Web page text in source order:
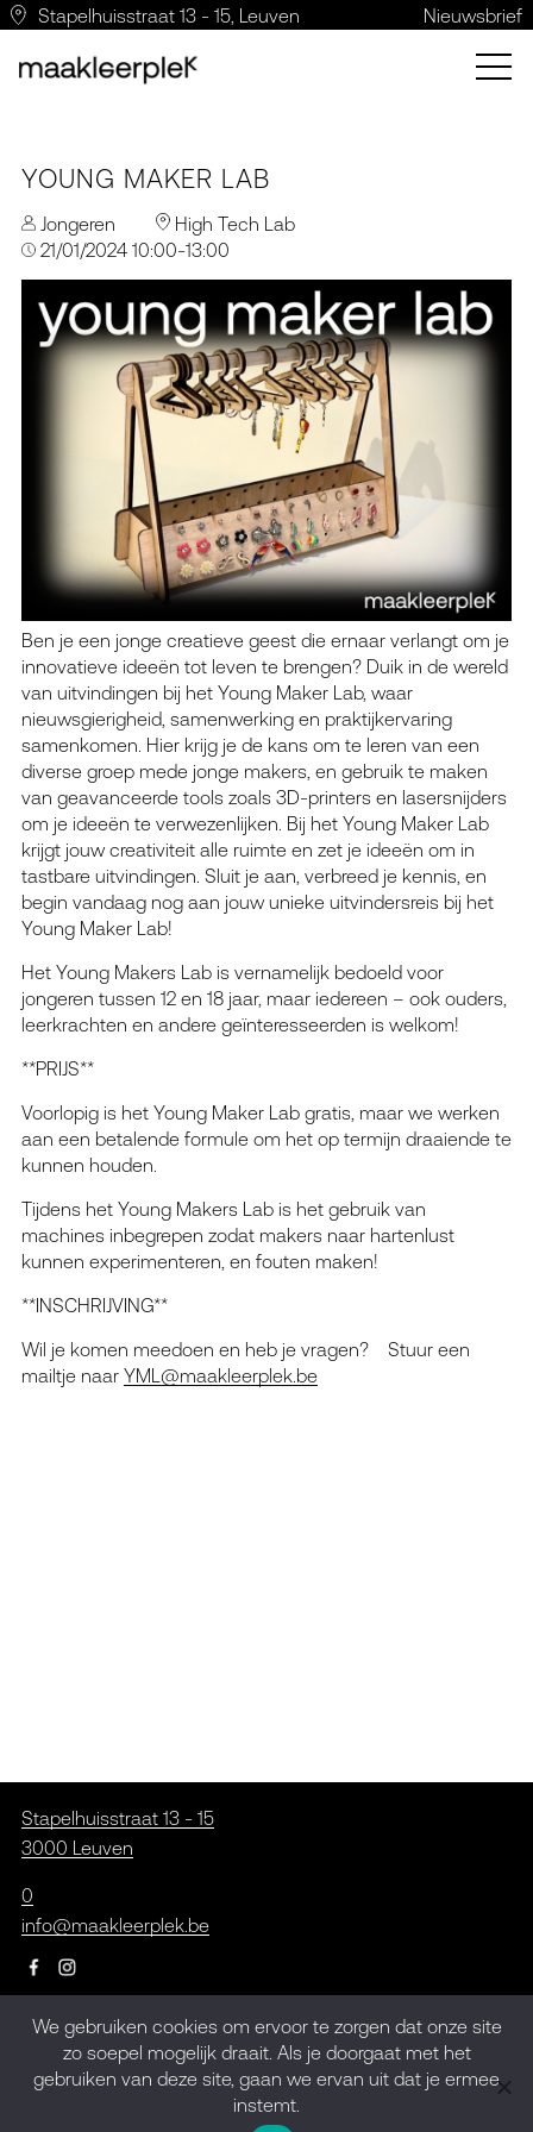
Stapelhuisstraat 13 - 15, Leuven Nieuwsbrief
YOUNG MAKER LAB
Jongeren
High Tech Lab
21/01/2024 10:00-13:00
Ben je een jonge creatieve geest die ernaar verlangt om je
innovatieve ideeën tot leven te brengen? Duik in de wereld
van uitvindingen bij het Young Maker Lab, waar
nieuwsgierigheid, samenwerking en praktijkervaring
samenkomen. Hier krijg je de kans om te leren van een
diverse groep mede jonge makers, en gebruik te maken
van geavanceerde tools zoals 3D-printers en lasersnijders
om je ideeën te verwezenlijken. Bij het Young Maker Lab
krijgt jouw creativiteit alle ruimte en zet je ideeën om in
tastbare uitvindingen. Sluit je aan, verbreed je kennis, en
begin vandaag nog aan jouw unieke uitvindersreis bij het
Young Maker Lab!
Het Young Makers Lab is vernamelijk bedoeld voor
jongeren tussen 12 en 18 jaar, maar iedereen – ook ouders,
leerkrachten en andere geïnteresseerden is welkom!
**PRIJS**
Voorlopig is het Young Maker Lab gratis, maar we werken
aan een betalende formule om het op termijn draaiende te
kunnen houden.
Tijdens het Young Makers Lab is het gebruik van
machines inbegrepen zodat makers naar hartenlust
kunnen experimenteren, en fouten maken!
**INSCHRIJVING**
Wil je komen meedoen en heb je vragen? Stuur een
mailtje naar YML@maakleerplek.be
Stapelhuisstraat 13 - 15
3000 Leuven
0
info@maakleerplek.be
Inschrijven op de
nieuwsbrief
We gebruiken cookies om ervoor te zorgen dat onze site
zo soepel mogelijk draait. Als je doorgaat met het
gebruiken van deze site, gaan we ervan uit dat je ermee
instemt.